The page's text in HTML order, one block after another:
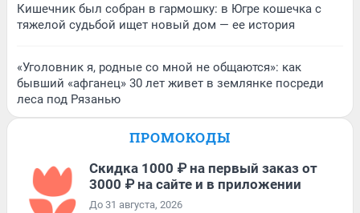
Кишечник был собран в гармошку: в Югре кошечка с
тяжелой судьбой ищет новый дом — ее история
«Уголовник я, родные со мной не общаются»: как
бывший «афганец» 30 лет живет в землянке посреди
леса под Рязанью
ПРОМОКОДЫ
Скидка 1000 ₽ на первый заказ от
3000 ₽ на сайте и в приложении
До 31 августа, 2026